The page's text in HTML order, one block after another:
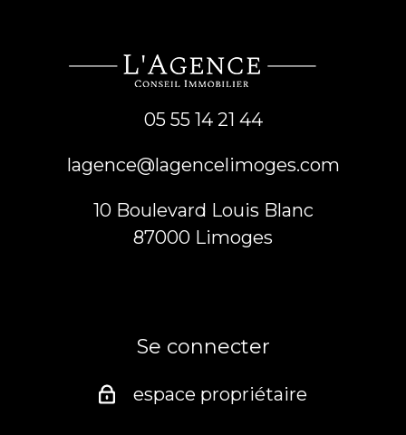
05 55 14 21 44
lagence@lagencelimoges.com
10 Boulevard Louis Blanc
87000
limoges
Se connecter
espace propriétaire